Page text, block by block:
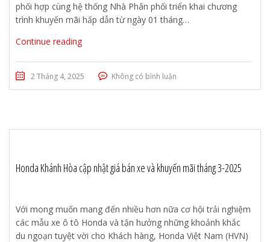
phối hợp cùng hệ thống Nhà Phân phối triển khai chương
trình khuyến mãi hấp dẫn từ ngày 01 tháng…
Continue reading
2 Tháng 4, 2025 Không có bình luận
Honda Khánh Hòa cập nhật giá bán xe và khuyến mãi tháng 3-2025
Với mong muốn mang đến nhiều hơn nữa cơ hội trải nghiệm
các mẫu xe ô tô Honda và tận hưởng những khoảnh khắc
du ngoạn tuyệt vời cho Khách hàng, Honda Việt Nam (HVN)